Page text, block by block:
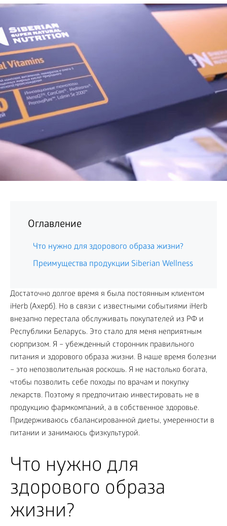
Оглавление
Что нужно для здорового образа жизни?
Преимущества продукции Siberian Wellness
Достаточно долгое время я была постоянным клиентом
iHerb (Ахерб). Но в связи с известными событиями iHerb
внезапно перестала обслуживать покупателей из РФ и
Республики Беларусь. Это стало для меня неприятным
сюрпризом. Я – убежденный сторонник правильного
питания и здорового образа жизни. В наше время болезни
– это непозволительная роскошь. Я не настолько богата,
чтобы позволить себе походы по врачам и покупку
лекарств. Поэтому я предпочитаю инвестировать не в
продукцию фармкомпаний, а в собственное здоровье.
Придерживаюсь сбалансированной диеты, умеренности в
питании и занимаюсь физкультурой.
Что нужно для
здорового образа
жизни?